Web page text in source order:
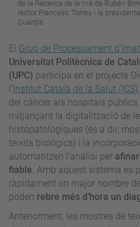
de la Recerca de la mà de Rubén
rector Francesc Torres i la
Guàrdia
El Grup de Processament
Universitat Politècnica de
(UPC) participa en el projecte
l’Institut Català de la Salut (ICS)
del càncer als hospitals
mitjançant la digitalització de
histopatològiques (és a dir,
teixits biològics) i la
automatitzen l’anàlisi per
fiable. Amb aquest sistema es
ràpidament un major nombre
poden rebre més d’hora un
Anteriorment, les mostres de